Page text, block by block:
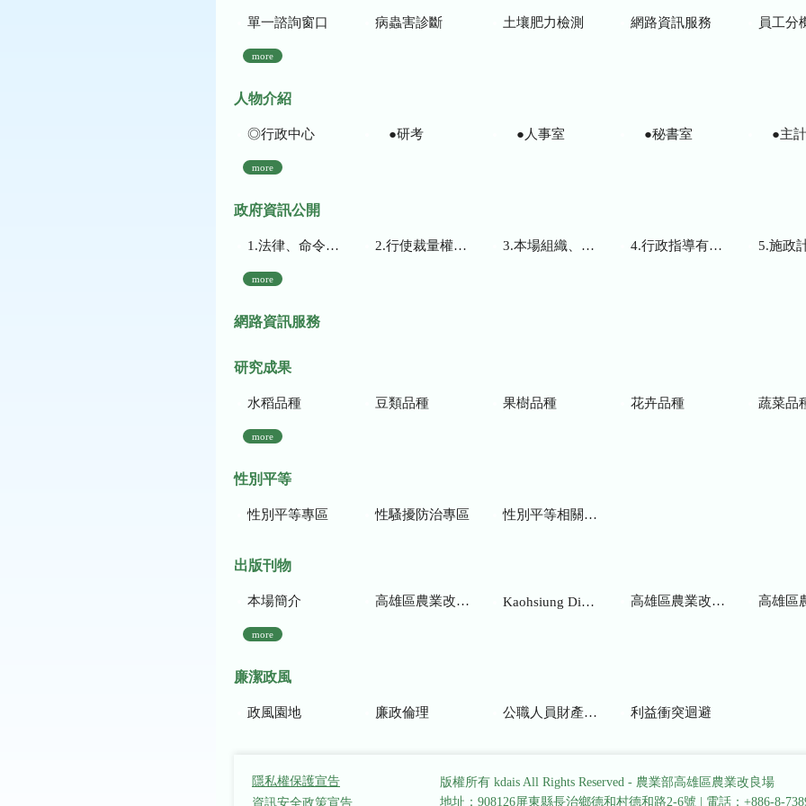
單一諮詢窗口 病蟲害診斷 土壤肥力檢測 網路資訊服務 員工分
more
人物介紹
◎行政中心 ●研考 ●人事室 ●秘書室 ●主
more
政府資訊公開
1.法律、命令、法規命令 2.行使裁量權而訂頒之解釋性規定及裁量基準 3.本場組織、職掌及聯絡資訊 4.行政指導有關文書 5.施政計畫、業務統
more
網路資訊服務
研究成果
水稻品種 豆類品種 果樹品種 花卉品種 蔬菜品
more
性別平等
性別平等專區 性騷擾防治專區 性別平等相關網站
出版刊物
本場簡介 高雄區農業改良場研究彙報 Kaohsiung District Agricultural Research and Extension Station 高雄區農業改良場年報 高雄區
more
廉潔政風
政風園地 廉政倫理 公職人員財產申報 利益衝突迴避
隱私權保護宣告
資訊安全政策宣告
版權所有 kdais All Rights Reserved - 農業部高雄區農業改良場
地址：908126屏東縣長治鄉德和村德和路2-6號
電話：+886-8-